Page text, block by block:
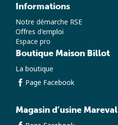
Informations
Notre démarche RSE
Offres d'emploi
Espace pro
Boutique Maison Billot
La boutique
Page Facebook
Magasin d’usine Mareval